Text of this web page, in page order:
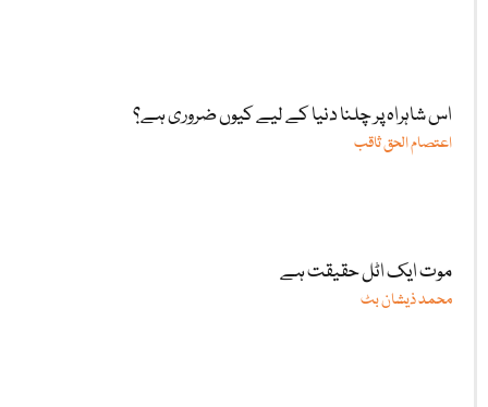
اس شاہراہ پر چلنا دنیا کے لیے کیوں ضروری ہے؟
اعتصام الحق ثاقب
موت ایک اٹل حقیقت ہے
محمد ذیشان بٹ